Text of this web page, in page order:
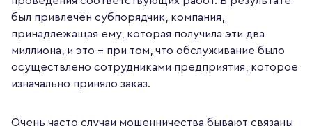
был привлечён субпорядчик, компания,
принадлежащая ему, которая получила эти два
миллиона, и это – при том, что обслуживание было
осуществлено сотрудниками предприятия, которое
изначально приняло заказ.
Очень часто случаи мошенничества бывают связаны